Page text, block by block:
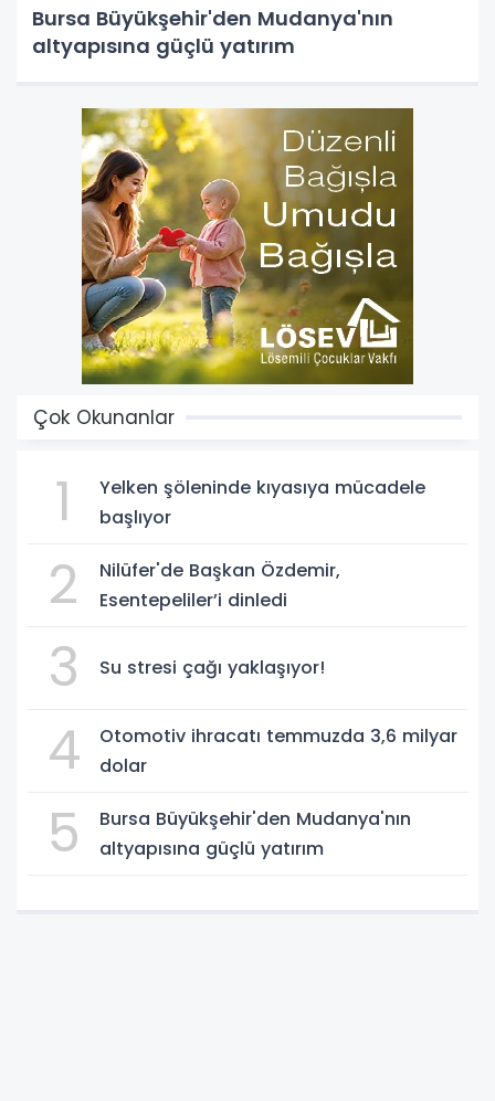
Bursa Büyükşehir'den Mudanya'nın
altyapısına güçlü yatırım
Çok Okunanlar
1
Yelken şöleninde kıyasıya mücadele
başlıyor
2
Nilüfer'de Başkan Özdemir,
Esentepeliler’i dinledi
3 Su stresi çağı yaklaşıyor!
4
Otomotiv ihracatı temmuzda 3,6 milyar
dolar
5
Bursa Büyükşehir'den Mudanya'nın
altyapısına güçlü yatırım